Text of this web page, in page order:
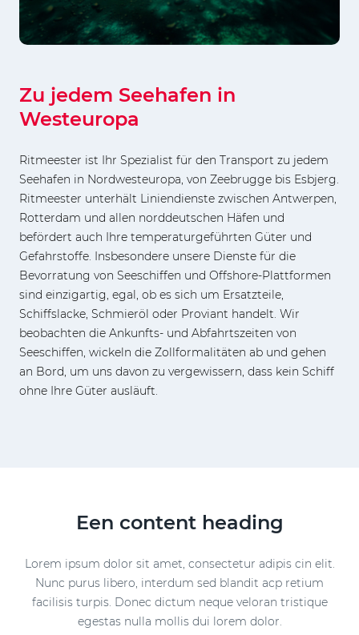
Zu jedem Seehafen in
Westeuropa
Ritmeester ist Ihr Spezialist für den Transport zu jedem
Seehafen in Nordwesteuropa, von Zeebrugge bis Esbjerg.
Ritmeester unterhält Liniendienste zwischen Antwerpen,
Rotterdam und allen norddeutschen Häfen und
befördert auch Ihre temperaturgeführten Güter und
Gefahrstoffe. Insbesondere unsere Dienste für die
Bevorratung von Seeschiffen und Offshore-Plattformen
sind einzigartig, egal, ob es sich um Ersatzteile,
Schiffslacke, Schmieröl oder Proviant handelt. Wir
beobachten die Ankunfts- und Abfahrtszeiten von
Seeschiffen, wickeln die Zollformalitäten ab und gehen
an Bord, um uns davon zu vergewissern, dass kein Schiff
ohne Ihre Güter ausläuft.
Een content heading
Lorem ipsum dolor sit amet, consectetur adipis cin elit.
Nunc purus libero, interdum sed blandit acp retium
facilisis turpis. Donec dictum neque veloran tristique
egestas nulla mollis dui lorem dolor.